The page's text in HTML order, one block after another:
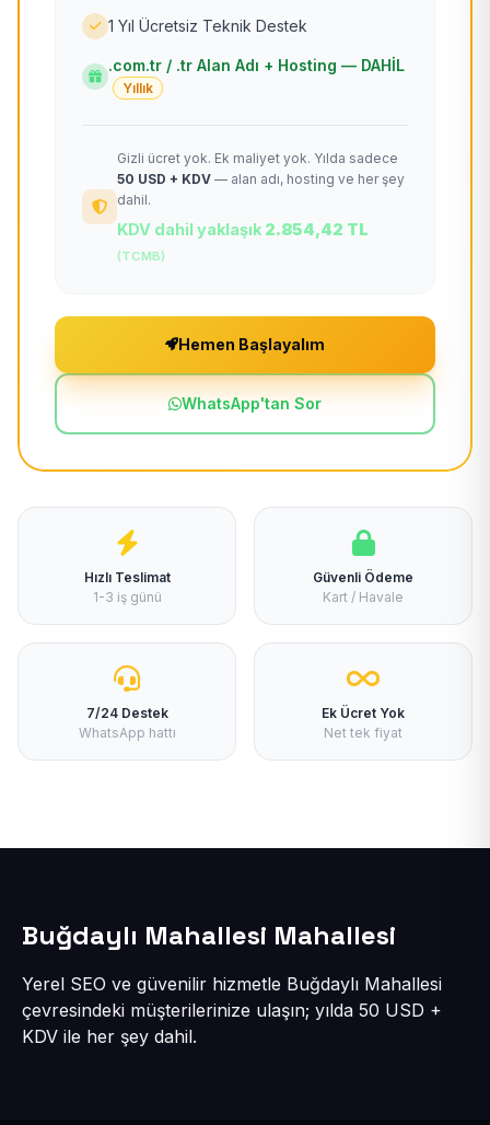
1 Yıl Ücretsiz Teknik Destek
.com.tr / .tr Alan Adı + Hosting — DAHİL
Yıllık
Gizli ücret yok. Ek maliyet yok. Yılda sadece
50 USD + KDV — alan adı, hosting ve her şey
dahil.
KDV dahil yaklaşık 2.854,42 TL
(TCMB)
Hemen Başlayalım
WhatsApp'tan Sor
Hızlı Teslimat
1-3 iş günü
Güvenli Ödeme
Kart / Havale
7/24 Destek
WhatsApp hattı
Ek Ücret Yok
Net tek fiyat
Buğdaylı Mahallesi Mahallesi
Yerel SEO ve güvenilir hizmetle Buğdaylı Mahallesi
çevresindeki müşterilerinize ulaşın; yılda 50 USD +
KDV ile her şey dahil.